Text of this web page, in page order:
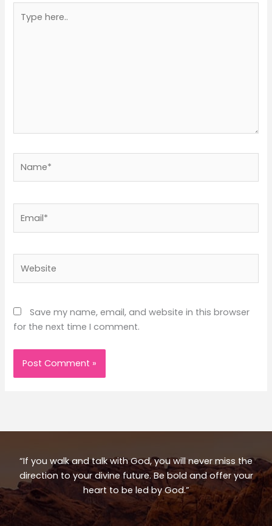
here..
Save my name, email, and website in this browser
for the next time I comment.
“If you walk and talk with God, you will never miss the
direction to your divine future. Be bold and offer your
heart to be led by God.”